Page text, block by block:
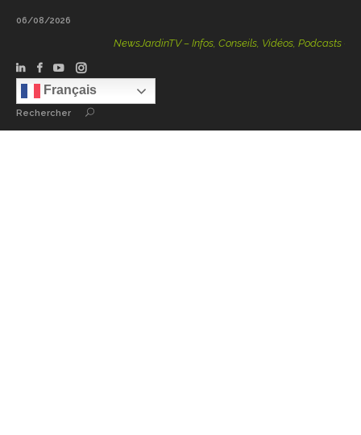
06/08/2026
NewsJardinTV – Infos, Conseils, Vidéos, Podcasts – 100
Français
Rechercher